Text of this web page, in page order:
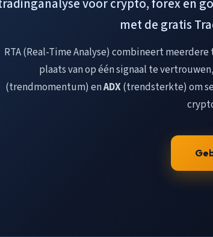
voor crypto, forex en
met de gratis
RTA (Real-Time Analyse) combineert
plaats van op één signaal te
(trendmomentum) enADX(trendsterkte) om